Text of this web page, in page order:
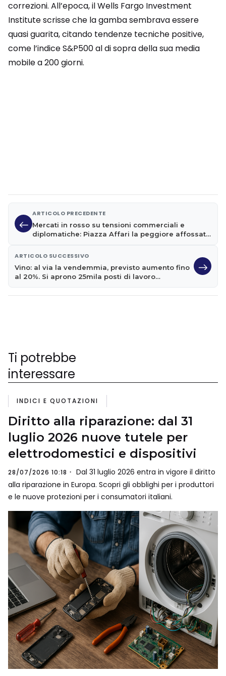
correzioni. All’epoca, il Wells Fargo Investment
Institute scrisse che la gamba sembrava essere
quasi guarita, citando tendenze tecniche positive,
come l’indice S&P500 al di sopra della sua media
mobile a 200 giorni.
ARTICOLO PRECEDENTE
Mercati in rosso su tensioni commerciali e
diplomatiche: Piazza Affari la peggiore affossata
ARTICOLO SUCCESSIVO
Vino: al via la vendemmia, previsto aumento fino
al 20%. Si aprono 25mila posti di lavoro
Ti potrebbe
interessare
INDICI E QUOTAZIONI
Diritto alla riparazione: dal 31
luglio 2026 nuove tutele per
elettrodomestici e dispositivi
28/07/2026 10:18
Dal 31 luglio 2026 entra in vigore il diritto
alla riparazione in Europa. Scopri gli obblighi per i produttori
e le nuove protezioni per i consumatori italiani.